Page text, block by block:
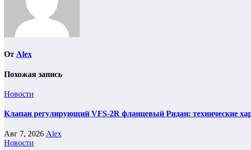
От Alex
Похожая запись
Новости
Клапан регулирующий VFS-2R фланцевый Ридан: технические
Авг 7, 2026 Alex
Новости